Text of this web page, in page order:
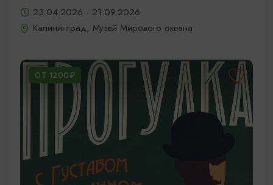
23.04.2026 - 21.09.2026
Калининград, Музей Мирового океана
ОТ 1200₽